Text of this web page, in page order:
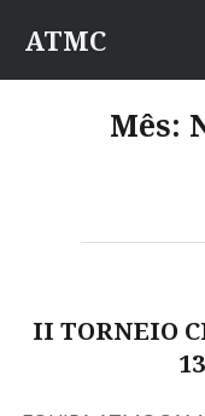
para
conteúdo
ATMC
Mês:
II TORNEIO